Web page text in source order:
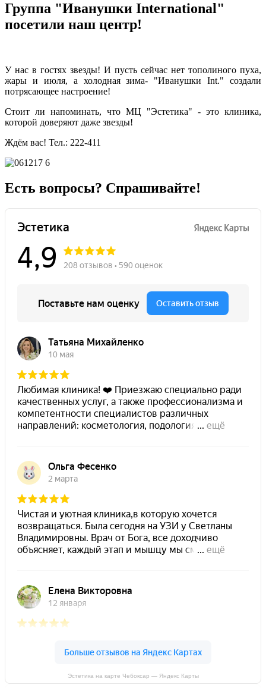
Группа "Иванушки International"
посетили наш центр!
У нас в гостях звезды! И пусть сейчас нет тополиного пуха,
жары и июля, а холодная зима- "Иванушки Int." создали
потрясающее настроение!
Стоит ли напоминать, что МЦ "Эстетика" - это клиника,
которой доверяют даже звезды!
Ждём вас! Тел.: 222-411
Есть вопросы? Спрашивайте!
Эстетика на карте Чебоксар — Яндекс Карты